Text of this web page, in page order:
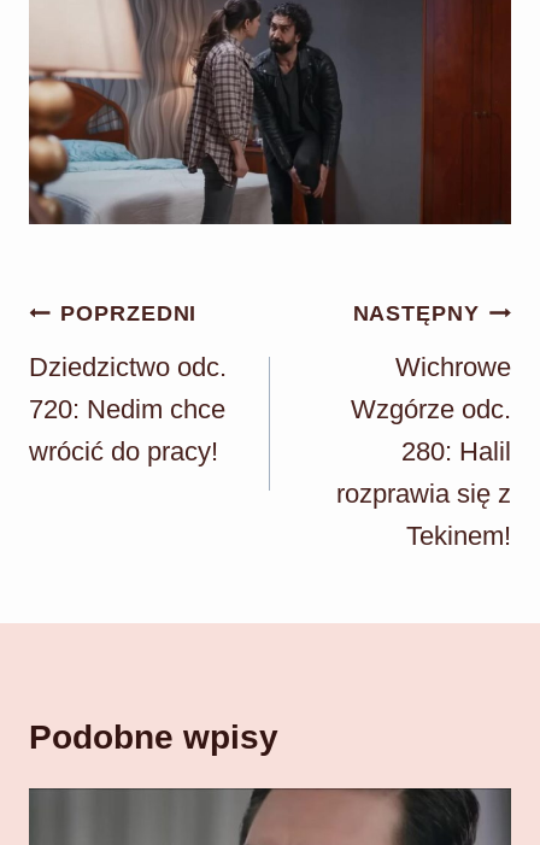
Nawigacja
wpisu
POPRZEDNI
Dziedzictwo odc.
720: Nedim chce
wrócić do pracy!
NASTĘPNY
Wichrowe
Wzgórze odc.
280: Halil
rozprawia się z
Tekinem!
Podobne wpisy